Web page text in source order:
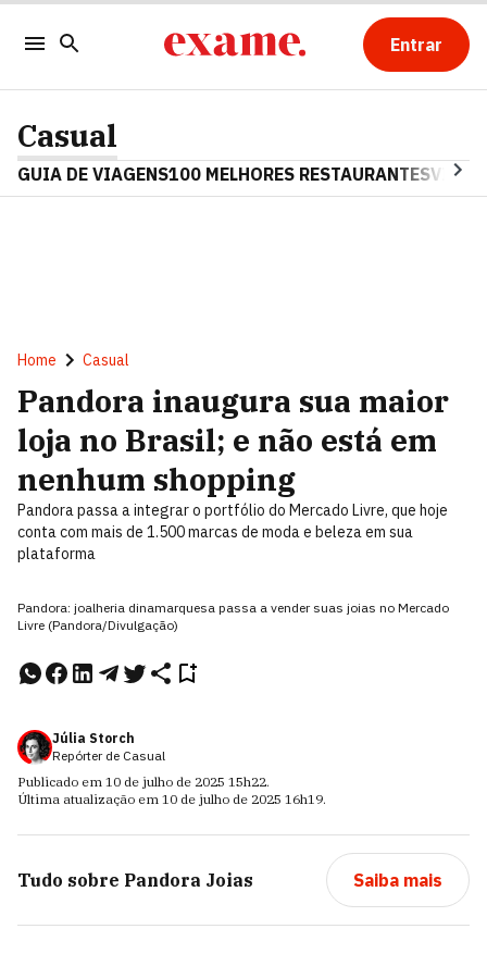
Entrar
Casual
GUIA DE VIAGENS100 MELHORES RESTAURANTES
Home Casual
Pandora inaugura sua maior
loja no Brasil; e não está em
nenhum shopping
Pandora passa a integrar o portfólio do Mercado Livre, que hoje
conta com mais de 1.500 marcas de moda e beleza em sua
plataforma
Pandora: joalheria dinamarquesa passa a vender suas joias no Mercado
Livre (Pandora/Divulgação)
Júlia Storch
Repórter de Casual
Publicado em 10 de julho de 2025 15h22.
Última atualização em 10 de julho de 2025 16h19.
Tudo sobre Pandora Joias Saiba mais